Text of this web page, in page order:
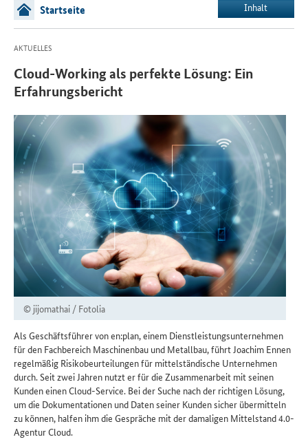
Startseite Inhalt
AKTUELLES
Cloud-Working als perfekte Lösung: Ein
Erfahrungsbericht
© jijomathai / Fotolia
Als Geschäftsführer von en:plan, einem Dienstleistungsunternehmen
für den Fachbereich Maschinenbau und Metallbau, führt Joachim Ennen
regelmäßig Risikobeurteilungen für mittelständische Unternehmen
durch. Seit zwei Jahren nutzt er für die Zusammenarbeit mit seinen
Kunden einen Cloud-Service. Bei der Suche nach der richtigen Lösung,
um die Dokumentationen und Daten seiner Kunden sicher übermitteln
zu können, halfen ihm die Gespräche mit der damaligen Mittelstand 4.0-
Agentur Cloud.